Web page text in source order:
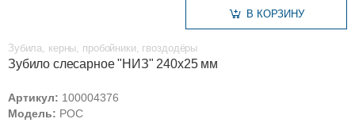
В КОРЗИНУ
Зубила, керны, пробойники, гвоздодёры
Зубило слесарное "НИЗ" 240х25 мм
Артикул: 100004376
Модель: РОС